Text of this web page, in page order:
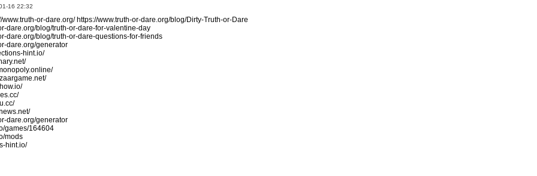
16 22:32
www.truth-or-dare.org/ https://www.truth-or-dare.org/blog/Dirty-Truth-or-Dare
dare.org/blog/truth-or-dare-for-valentine-day
dare.org/blog/truth-or-dare-questions-for-friends
dare.org/generator
hint.io/
dare.org/generator
games/164604
mods
hint.io/